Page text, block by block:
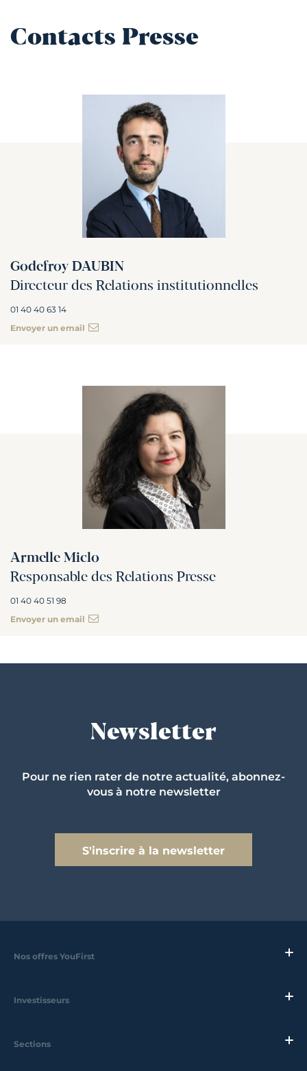
Contacts Presse
Godefroy DAUBIN
Directeur des Relations institutionnelles
01 40 40 63 14
Envoyer un email
Armelle Miclo
Responsable des Relations Presse
01 40 40 51 98
Envoyer un email
Newsletter
Pour ne rien rater de notre actualité, abonnez-
vous à notre newsletter
S'inscrire à la newsletter
Nos offres YouFirst
Investisseurs
Sections